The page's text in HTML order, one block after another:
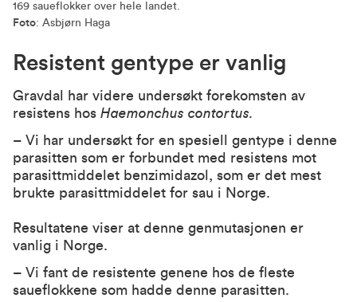
169 saueflokker over hele landet.
Foto: Asbjørn Haga
Resistent gentype er vanlig
Gravdal har videre undersøkt forekomsten av
resistens hos Haemonchus contortus.
– Vi har undersøkt for en spesiell gentype i denne
parasitten som er forbundet med resistens mot
parasittmiddelet benzimidazol, som er det mest
brukte parasittmiddelet for sau i Norge.
Resultatene viser at denne genmutasjonen er
vanlig i Norge.
– Vi fant de resistente genene hos de fleste
saueflokkene som hadde denne parasitten.